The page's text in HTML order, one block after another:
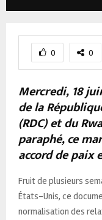
0 0
Mercredi, 18
de la
(RDC) et du
paraphé, ce
accord de paix
Fruit de plusieurs
États-Unis, ce
normalisation des